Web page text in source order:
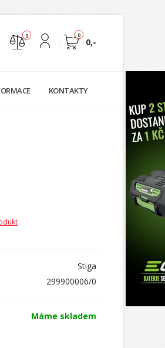
0
0,-
0
KONTAKTY
Stiga
299900006/0
Máme skladem